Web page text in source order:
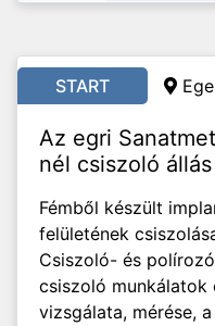
START
Az egri
nél csiszoló állás
Fémből készült
felületének
Csiszoló- és
csiszoló munkálatok
vizsgálata, mérése,